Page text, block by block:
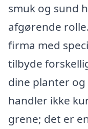
smuk og sund
afgørende
firma med
tilbyde
dine planter
handler ikke
grene; det er